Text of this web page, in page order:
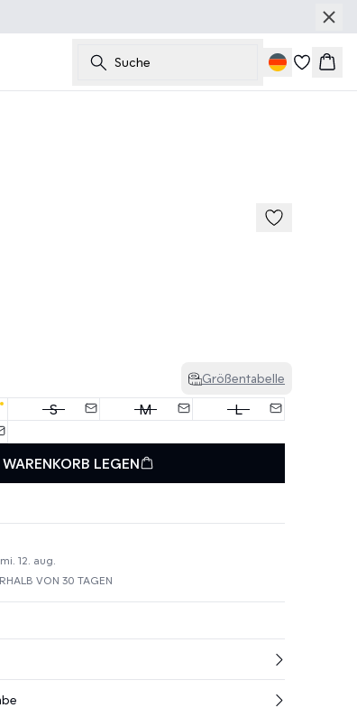
Suche
Größentabelle
S M
L
LEGEN
12. aug.
VON 30 TAGEN